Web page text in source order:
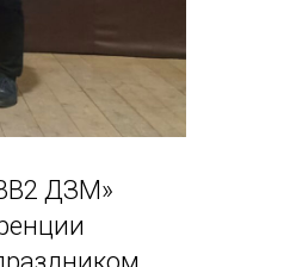
ДЗМ»